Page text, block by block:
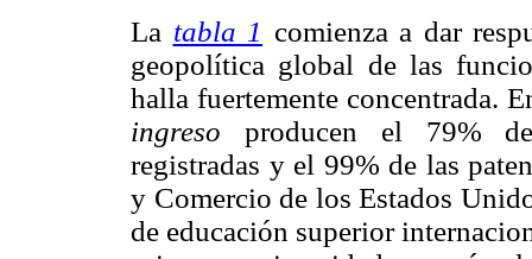
La tabla 1 comienza a dar
geopolítica global de las
halla fuertemente concentrada.
ingreso producen el 79% de
registradas y el 99% de las
y Comercio de los Estados
de educación superior